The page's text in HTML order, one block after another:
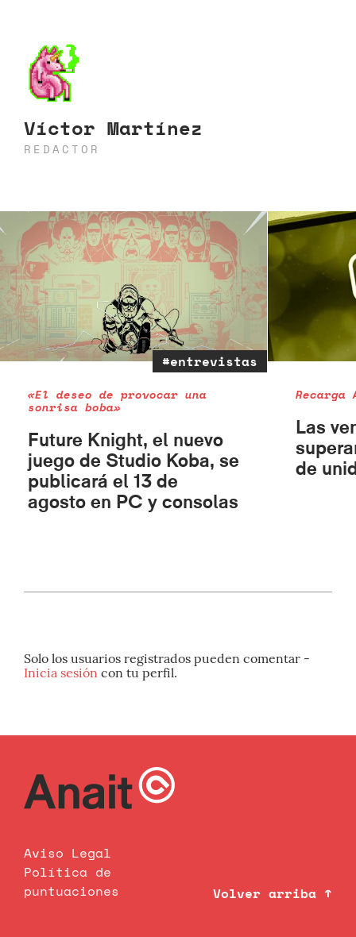
Víctor Martínez
REDACTOR
#entrevistas
«El deseo de provocar una
sonrisa boba»
Future Knight, el nuevo
juego de Studio Koba, se
publicará el 13 de
agosto en PC y consolas
Recarga
Las
de
Solo los usuarios registrados pueden comentar -
Inicia sesión con tu perfil.
Aviso Legal
Política de
puntuaciones
Volver arriba ↑